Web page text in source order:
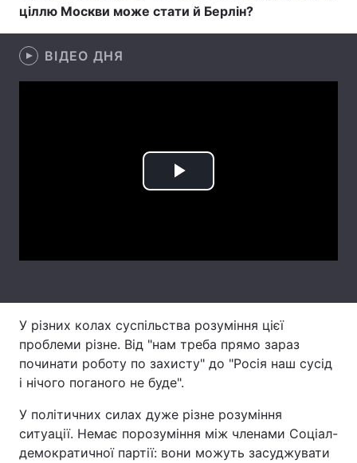
Погода
Екологія
Тема оформлення
ціллю Москви може стати й Берлін?
ВІДЕО ДНЯ
Play
У різних колах суспільства розуміння цієї
проблеми різне. Від "нам треба прямо зараз
починати роботу по захисту" до "Росія наш сусід
і нічого поганого не буде".
У політичних силах дуже різне розуміння
ситуації. Немає порозуміння між членами Соціал-
демократичної партії: вони можуть засуджувати